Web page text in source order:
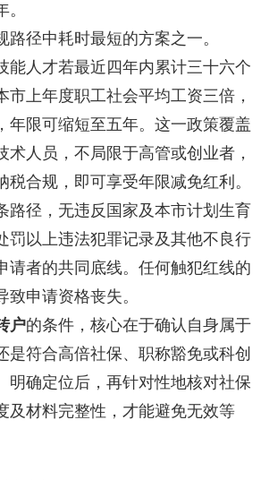
径中耗时最短的方案之一。
人才若最近四年内累计三十六个
市上年度职工社会平均工资三倍，
年限可缩短至五年。这一政策覆盖
术人员，不局限于高管或创业者，
税合规，即可享受年限减免红利。
径，无违反国家及本市计划生育
罚以上违法犯罪记录及其他不良行
请者的共同底线。任何触犯红线的
申请资格丧失。
户的条件，核心在于确认自身属于
是符合高倍社保、职称豁免或科创
明确定位后，再针对性地核对社保
及材料完整性，才能避免无效等